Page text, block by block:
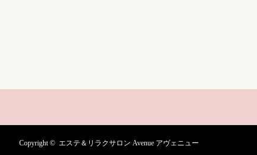
Copyright © エステ＆リラクサロン Avenue アヴェニュー